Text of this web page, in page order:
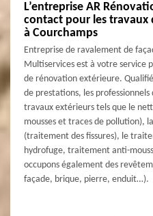
L’entreprise AR
contact pour les travaux
à Courchamps
Entreprise de ravalement de
Multiservices est à votre service
de rénovation extérieure.
de prestations, les
travaux extérieurs tels que le
mousses et traces de pollution),
(traitement des fissures), le
hydrofuge, traitement anti-
occupons également des
façade, brique, pierre, enduit…).